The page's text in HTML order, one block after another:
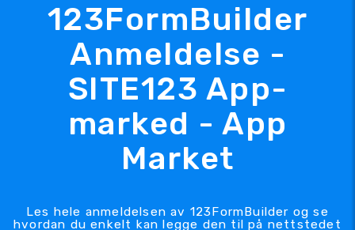
123FormBuilder
Anmeldelse -
SITE123 App-
marked - App
Market
Les hele anmeldelsen av 123FormBuilder og se
hvordan du enkelt kan legge den til på nettstedet